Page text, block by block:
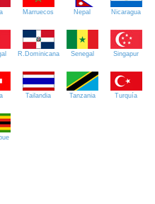
Marruecos Nepal Nicaragua
R.Dominicana Senegal Singapur
Tailandia Tanzania Turquía